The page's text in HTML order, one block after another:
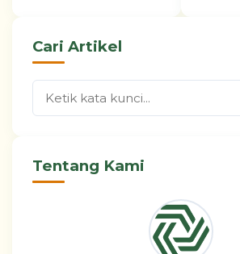
Cari Artikel
Tentang Kami